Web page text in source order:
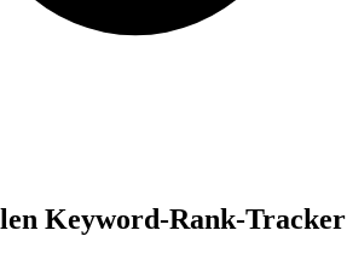
Keyword-Rank-Tracker